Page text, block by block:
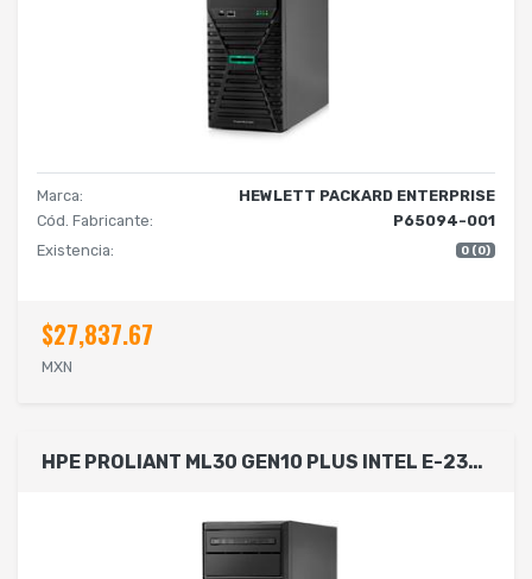
Marca:
HEWLETT PACKARD ENTERPRISE
Cód. Fabricante:
P65094-001
Existencia:
0 (0)
$27,837.67
MXN
HPE PROLIANT ML30 GEN10 PLUS INTEL E-2314 2.8GHZ 4-CORE 1P 16GB-U 4LFF-NHP 1TB 350W PS SERVER